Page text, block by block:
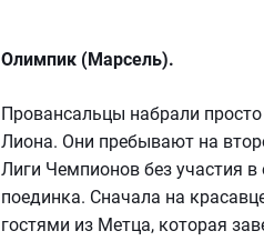
Олимпик (Марсель).
Провансальцы набрали
Лиона. Они пребывают на
Лиги Чемпионов без участия
поединка. Сначала на
гостями из Метца, которая